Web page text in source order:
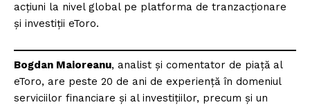
acțiuni la nivel global pe platforma de tranzacționare
și investiții eToro.
Bogdan Maioreanu, analist și comentator de piață al
eToro, are peste 20 de ani de experiență în domeniul
serviciilor financiare și al investițiilor, precum și un